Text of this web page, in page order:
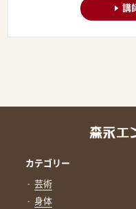
講
カテゴリー
芸術
身体